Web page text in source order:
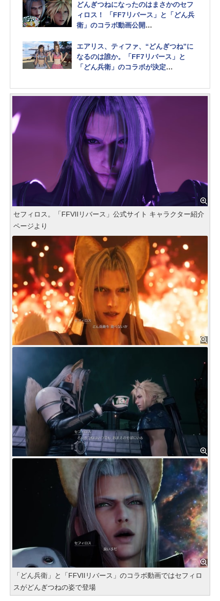
どんぎつねになったのはまさかのセフ
ィロス！ 「FF7リバース」と「どん兵
衛」のコラボ動画公開
は……
エアリス、ティファ、“どんぎつね”に
なるのは誰か。「FF7リバース」と
「どん兵衛」のコラボが決定
セフィロス。「FFVIIリバース」公式サイト キャラクター紹介
ページより
「どん兵衛」と「FFVIIリバース」のコラボ動画ではセフィロ
スがどんぎつねの姿で登場